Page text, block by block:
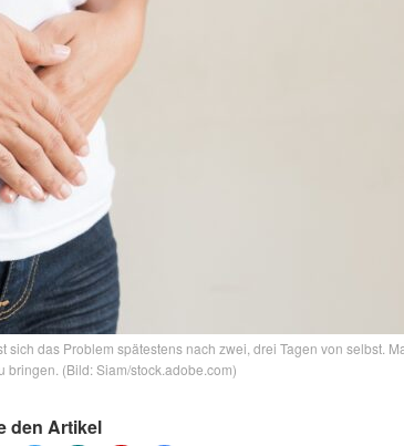
das Problem spätestens nach zwei, drei Tagen von selbst.
(Bild: Siam/stock.adobe.com)
den Artikel